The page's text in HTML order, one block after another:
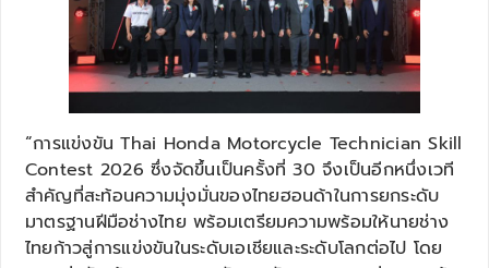
“การแข่งขัน Thai Honda Motorcycle Technician Skill
Contest 2026 ซึ่งจัดขึ้นเป็นครั้งที่ 30 จึงเป็นอีกหนึ่งเวที
สำคัญที่สะท้อนความมุ่งมั่นของไทยฮอนด้าในการยกระดับ
มาตรฐานฝีมือช่างไทย พร้อมเตรียมความพร้อมให้นายช่าง
ไทยก้าวสู่การแข่งขันในระดับเอเชียและระดับโลกต่อไป โดย